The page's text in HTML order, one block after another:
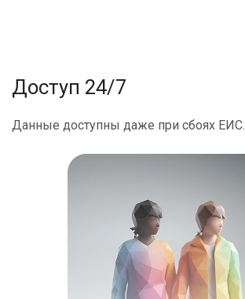
Доступ 24/7
Данные доступны даже при сбоях ЕИС.